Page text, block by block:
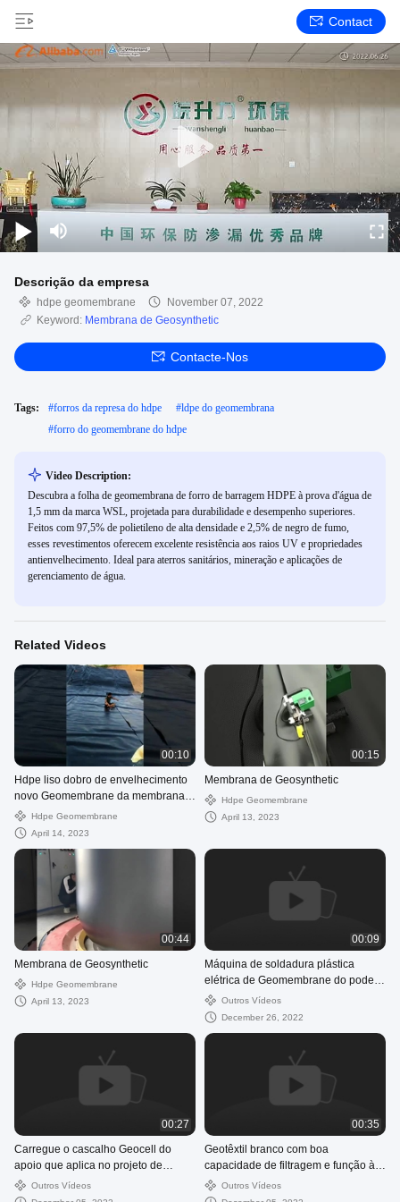
Contact
Descrição da empresa
hdpe geomembrane
November 07, 2022
Keyword: Membrana de Geosynthetic
Contacte-Nos
Tags: #forros da represa do hdpe #ldpe do geomembrana
#forro do geomembrane do hdpe
Video Description:
Descubra a folha de geomembrana de forro de barragem HDPE à prova d'água de
1,5 mm da marca WSL, projetada para durabilidade e desempenho superiores.
Feitos com 97,5% de polietileno de alta densidade e 2,5% de negro de fumo,
esses revestimentos oferecem excelente resistência aos raios UV e propriedades
antienvelhecimento. Ideal para aterros sanitários, mineração e aplicações de
gerenciamento de água.
Related Videos
00:10
Hdpe liso dobro de envelhecimento
novo Geomembrane da membrana
impermeável resistente do Hdpe do
forro da lagoa do Hdpe
Hdpe Geomembrane
April 14, 2023
00:15
Membrana de Geosynthetic
Hdpe Geomembrane
April 13, 2023
00:44
Membrana de Geosynthetic
Hdpe Geomembrane
April 13, 2023
00:09
Máquina de soldadura plástica
elétrica de Geomembrane do poder
forte portátil pequeno barato por
atacado
Outros Vídeos
December 26, 2022
00:27
Carregue o cascalho Geocell do
apoio que aplica no projeto de
construção de estradas de
mineração
Outros Vídeos
00:35
Geotêxtil branco com boa
capacidade de filtragem e função à
prova de fogo
Outros Vídeos